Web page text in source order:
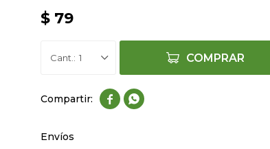
$ 79
1 COMPRAR
 
Envíos